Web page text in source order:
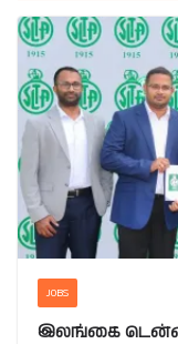
JOBS
இலங்கை